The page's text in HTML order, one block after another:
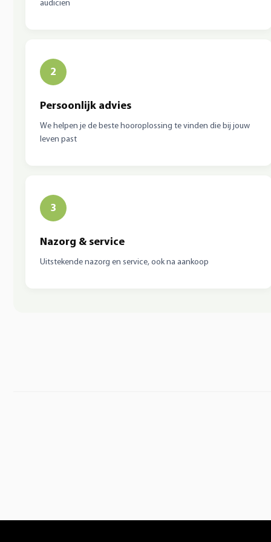
audicien
2
Persoonlijk advies
We helpen je de beste hooroplossing te vinden die bij jouw
leven past
3
Nazorg & service
Uitstekende nazorg en service, ook na aankoop